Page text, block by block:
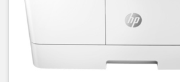
- Chức năng in/scan qua mạng Lan.
- Chức năng sao chụp thẻ Card ID
- Khả năng phóng to thu nhỏ: 25% - 400%.